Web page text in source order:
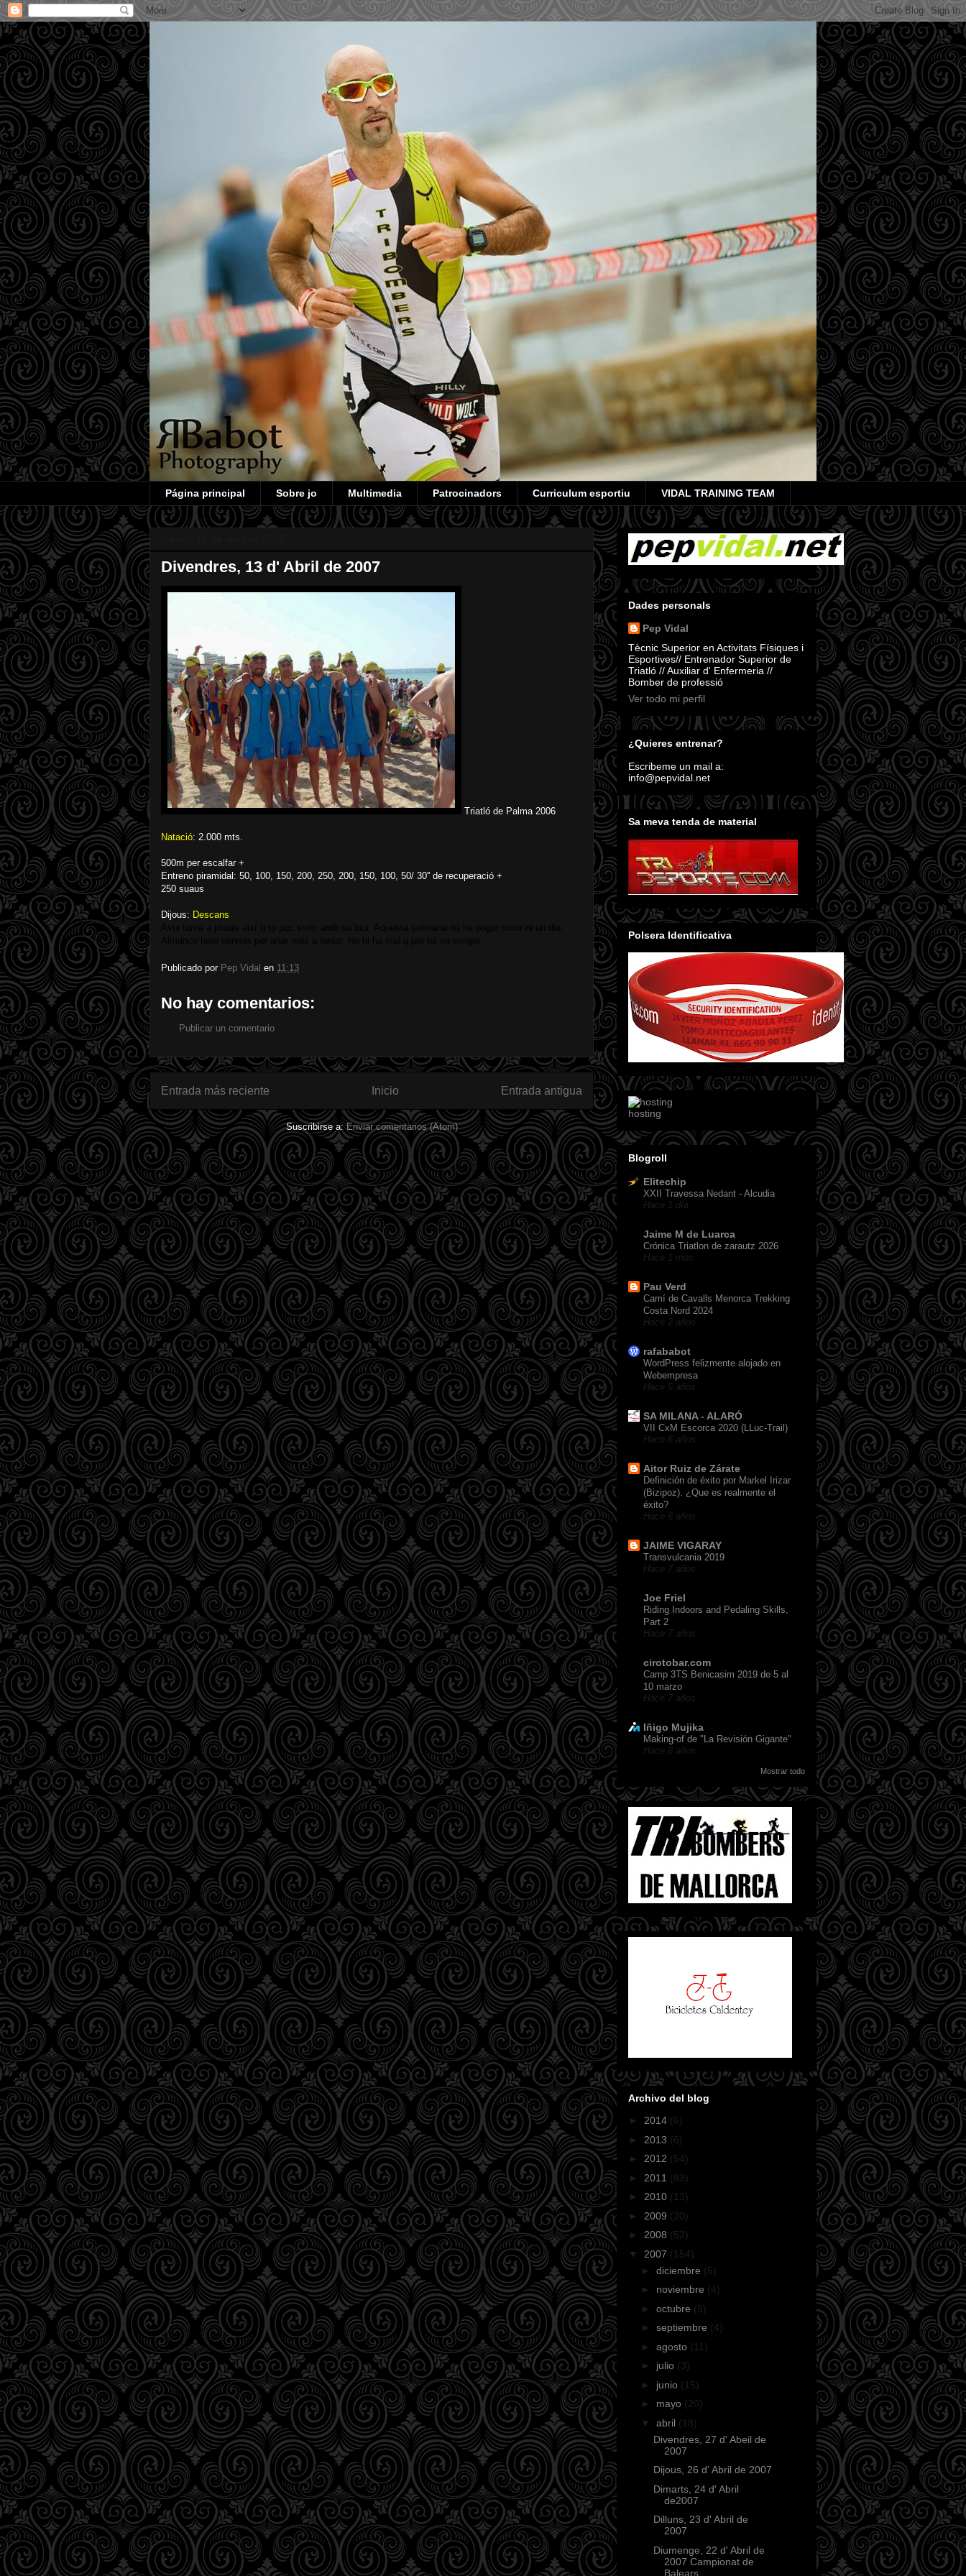
Página principal Sobre jo Multimedia Patrocinadors Curriculum esportiu VIDAL TRAINING TEAM
Divendres, 13 d' Abril de 2007
Triatló de Palma 2006
Natació: 2.000 mts.
500m per escalfar +
Entreno piramidal: 50, 100, 150, 200, 250, 200, 150, 100, 50/ 30'' de recuperació +
250 suaus
Dijous: Descans
Publicado por Pep Vidal en 11:13
No hay comentarios:
Publicar un comentario
Entrada más reciente Entrada antigua
Inicio
Suscribirse a:Enviar comentarios (Atom)
Dades personals
Pep Vidal
Tècnic Superior en Activitats Físiques i
Esportives// Entrenador Superior de
Triatló // Auxiliar d' Enfermeria //
Bomber de professió
Ver todo mi perfil
¿Quieres entrenar?
Escribeme un mail a:
info@pepvidal.net
Sa meva tenda de material
Polsera Identificativa
hosting
Blogroll
Elitechip
XXII Travessa Nedant - Alcudia
Hace 1 día
Jaime M de Luarca
Crónica Triatlon de zarautz 2026
Hace 1 mes
Pau Verd
Camí de Cavalls Menorca Trekking
Costa Nord 2024
Hace 2 años
rafababot
WordPress felizmente alojado en
Webempresa
Hace 6 años
SA MILANA - ALARÓ
VII CxM Escorca 2020 (LLuc-Trail)
Hace 6 años
Aitor Ruiz de Zárate
Definición de éxito por Markel Irizar
(Bizipoz). ¿Que es realmente el
éxito?
Hace 6 años
JAIME VIGARAY
Transvulcania 2019
Hace 7 años
Joe Friel
Riding Indoors and Pedaling Skills,
Part 2
Hace 7 años
cirotobar.com
Camp 3TS Benicasim 2019 de 5 al
10 marzo
Hace 7 años
Iñigo Mujika
Making-of de "La Revisión Gigante"
Hace 8 años
Mostrar todo
Archivo del blog
► 2014 (6)
► 2013 (6)
► 2012 (54)
► 2011 (83)
► 2010 (13)
► 2009 (20)
► 2008 (52)
▼ 2007 (154)
► diciembre (5)
► noviembre (4)
► octubre (5)
► septiembre (4)
► agosto (11)
► julio (3)
► junio (15)
► mayo (20)
▼ abril (18)
Divendres, 27 d' Abeil de
2007
Dijous, 26 d' Abril de 2007
Dimarts, 24 d' Abril
de2007
Dilluns, 23 d' Abril de
2007
Diumenge, 22 d' Abril de
2007 Campionat de
Balears...